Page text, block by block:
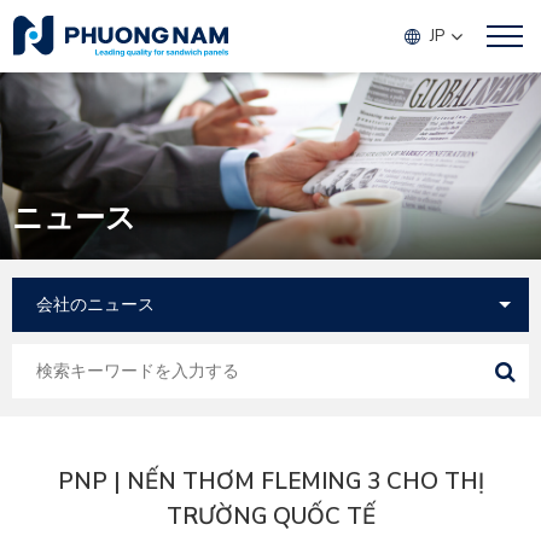
JP
ニュース
PNP | NẾN THƠM FLEMING 3 CHO THỊ
TRƯỜNG QUỐC TẾ